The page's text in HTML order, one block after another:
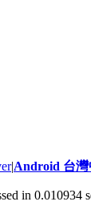
|Android 台灣
in 0.010934